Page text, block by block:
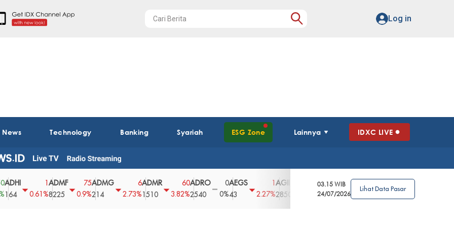
Log in
Technology Banking Syariah ESG Zone Lainnya IDXC LIVE
0.61%
ADMF
8225
75
0.9%
ADMG
214
2.73%
ADMR
1510
3.82%
ADRO
2540
0
0%
AEGS
43
2.27%
AGII
2850
3.39%
AGRO
4
2.63%
0%
03.15 WIB
24/07/2026
Lihat Data Pasar